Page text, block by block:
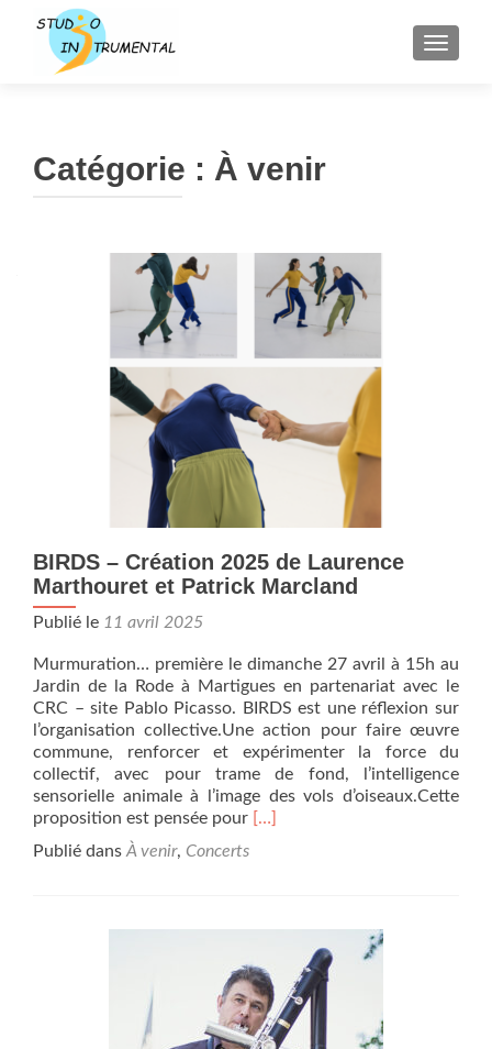
Catégorie : À venir
BIRDS – Création 2025 de Laurence
Marthouret et Patrick Marcland
Publié le 11 avril 2025
Murmuration… première le dimanche 27 avril à 15h au
Jardin de la Rode à Martigues en partenariat avec le
CRC – site Pablo Picasso. BIRDS est une réflexion sur
l’organisation collective.Une action pour faire œuvre
commune, renforcer et expérimenter la force du
collectif, avec pour trame de fond, l’intelligence
sensorielle animale à l’image des vols d’oiseaux.Cette
proposition est pensée pour En
Création
de
Laurence
Marthouret
et
[…]
Publié dans À venir, Concerts
Navigation
articles